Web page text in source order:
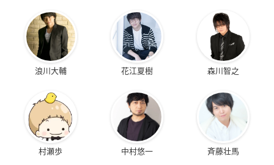
浪川大輔 花江夏樹 森川智之
村瀬歩 中村悠一 斉藤壮馬